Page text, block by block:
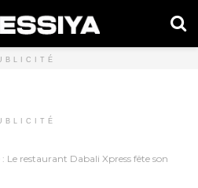
: Le restaurant Dabali Xpress fête son